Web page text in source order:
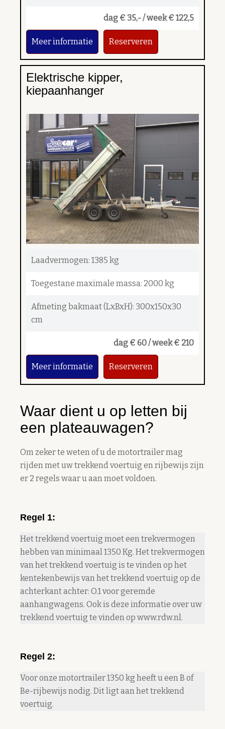
dag € 35,- / week € 122,5
Meer informatie Reserveren
Elektrische kipper,
kiepaanhanger
Laadvermogen: 1385 kg
Toegestane maximale massa: 2000 kg
Afmeting bakmaat (LxBxH): 300x150x30
cm
dag € 60 / week € 210
Meer informatie Reserveren
Waar dient u op letten bij
een plateauwagen?
Om zeker te weten of u de motortrailer mag
rijden met uw trekkend voertuig en rijbewijs zijn
er 2 regels waar u aan moet voldoen.
Regel 1:
Het trekkend voertuig moet een trekvermogen
hebben van minimaal 1350 Kg. Het trekvermogen
van het trekkend voertuig is te vinden op het
kentekenbewijs van het trekkend voertuig op de
achterkant achter: O.1 voor geremde
aanhangwagens. Ook is deze informatie over uw
trekkend voertuig te vinden op www.rdw.nl .
Regel 2:
Voor onze motortrailer 1350 kg heeft u een B of
Be-rijbewijs nodig. Dit ligt aan het trekkend
voertuig.